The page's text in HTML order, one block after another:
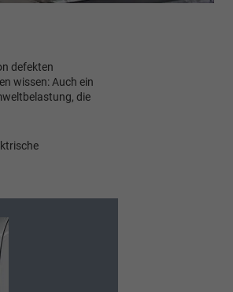
defekten
wissen: Auch ein
die